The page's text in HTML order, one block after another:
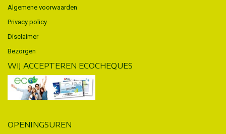
Algemene voorwaarden
Privacy policy
Disclaimer
Bezorgen
WIJ ACCEPTEREN ECOCHEQUES
OPENINGSUREN